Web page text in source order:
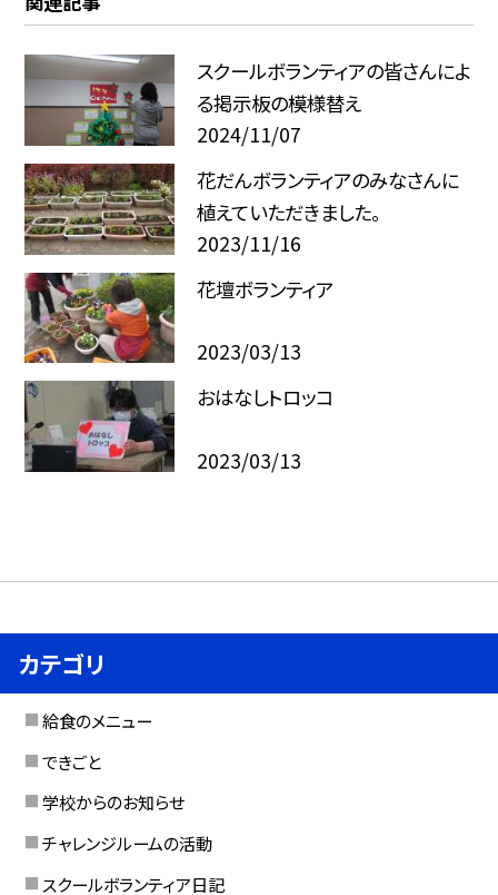
スクールボランティアの皆さんによ
る掲示板の模様替え
2024/11/07
花だんボランティアのみなさんに
植えていただきました。
2023/11/16
花壇ボランティア
2023/03/13
おはなしトロッコ
2023/03/13
カテゴリ
給食のメニュー
できごと
学校からのお知らせ
チャレンジルームの活動
スクールボランティア日記